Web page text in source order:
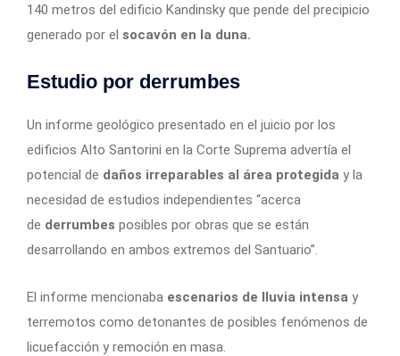
140 metros del edificio Kandinsky que pende del precipicio
generado por el socavón en la duna.
Estudio por derrumbes
Un informe geológico presentado en el juicio por los
edificios Alto Santorini en la Corte Suprema advertía el
potencial de daños irreparables al área protegida y la
necesidad de estudios independientes “acerca
de derrumbes posibles por obras que se están
desarrollando en ambos extremos del Santuario”.
El informe mencionaba escenarios de lluvia intensa y
terremotos como detonantes de posibles fenómenos de
licuefacción y remoción en masa.